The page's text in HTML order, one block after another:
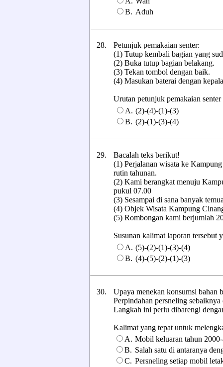
B. Aduh
28.
Petunjuk pemakaian senter:
(1) Tutup kembali bagian yang
(2) Buka tutup bagian belakang.
(3) Tekan tombol dengan baik.
(4) Masukan baterai dengan
Urutan petunjuk pemakaian
A. (2)-(4)-(1)-(3)
B. (2)-(1)-(3)-(4)
29.
Bacalah teks berikut!
(1) Perjalanan wisata ke
rutin tahunan.
(2) Kami berangkat menuju
pukul 07.00
(3) Sesampai di sana banyak
(4) Objek Wisata Kampung
(5) Rombongan kami berjumlah
Susunan kalimat laporan tersebut
A. (5)-(2)-(1)-(3)-(4)
B. (4)-(5)-(2)-(1)-(3)
30.
Upaya menekan konsumsi bahan
Perpindahan persneling
Langkah ini perlu dibarengi
Kalimat yang tepat untuk
A. Mobil keluaran tahun
B. Salah satu di antaranya
C. Persneling setiap mobil